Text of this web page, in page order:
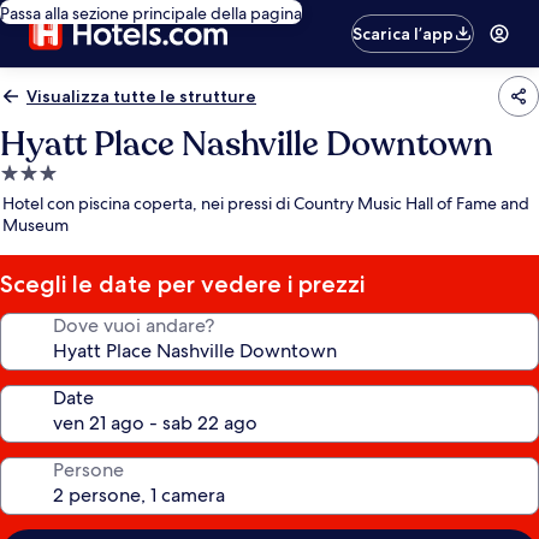
Passa alla sezione principale della pagina
Scarica l’app
Visualizza tutte le strutture
Hyatt Place Nashville Downtown
Struttura
a
3.0
stelle
Hotel con piscina coperta, nei pressi di Country Music Hall of Fame and
Museum
Scegli le date per vedere i prezzi
Dove vuoi andare?
Date
Persone